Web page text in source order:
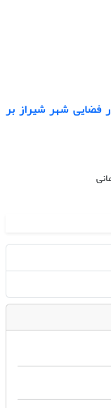
فضایی شهر شیراز بر